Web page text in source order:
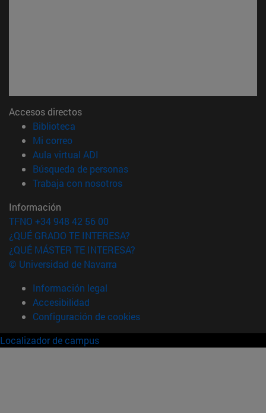
Accesos directos
Biblioteca
Mi correo(abre en nueva ventana)
Aula virtual ADI
Búsqueda de personas(abre en nueva ventana)
Trabaja con nosotros(abre en nueva ventana)
Información
TFNO +34 948 42 56 00
¿QUÉ GRADO TE INTERESA?
¿QUÉ MÁSTER TE INTERESA?
© Universidad de Navarra
Información legal
Accesibilidad
Configuración de cookies
Localizador de campus